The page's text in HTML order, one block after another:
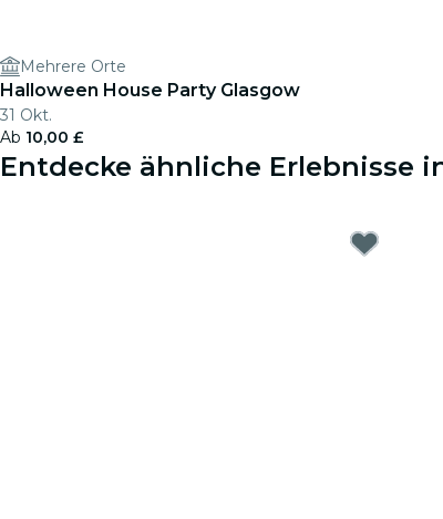
Mehrere Orte
Halloween House Party Glasgow
31 Okt.
Ab 10,00 £
Entdecke ähnliche Erlebnisse